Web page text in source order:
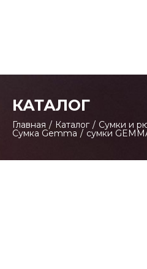
КАТАЛОГ
Главная / Каталог / Сумки и
Сумка Gemma / сумки